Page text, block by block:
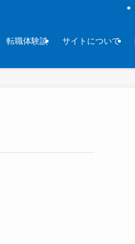
転職体験談 サイトについて